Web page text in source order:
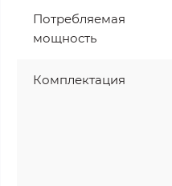
Потребляемая
мощность
Комплектация